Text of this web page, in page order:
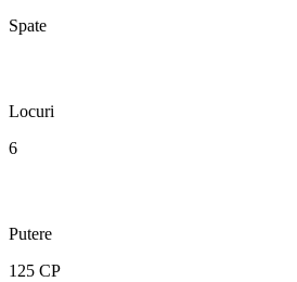
Spate
Locuri
6
Putere
125 CP